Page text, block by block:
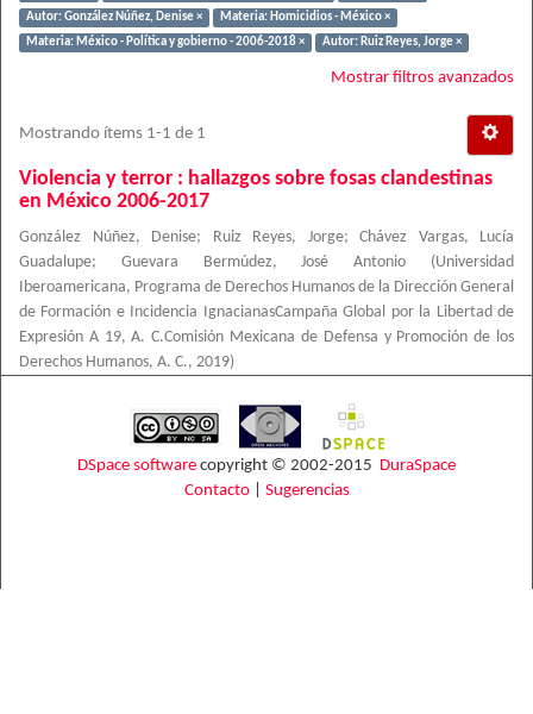
Autor: González Núñez, Denise ×
Materia: Homicidios - México ×
Materia: México - Política y gobierno - 2006-2018 ×
Autor: Ruiz Reyes, Jorge ×
Mostrar filtros avanzados
Mostrando ítems 1-1 de 1
Violencia y terror : hallazgos sobre fosas clandestinas
en México 2006-2017
González Núñez, Denise; Ruiz Reyes, Jorge; Chávez Vargas, Lucía
Guadalupe; Guevara Bermúdez, José Antonio (Universidad
Iberoamericana, Programa de Derechos Humanos de la Dirección General
de Formación e Incidencia IgnacianasCampaña Global por la Libertad de
Expresión A 19, A. C.Comisión Mexicana de Defensa y Promoción de los
Derechos Humanos, A. C., 2019)
DSpace software copyright © 2002-2015 DuraSpace
Contacto| Sugerencias